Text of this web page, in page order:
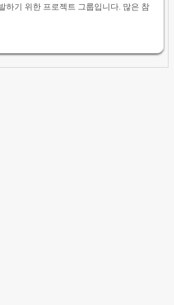
하기 위한 프로젝트 그룹입니다. 많은 참